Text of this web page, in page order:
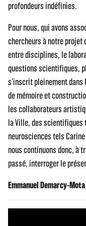
profondeurs indéfinies.
Pour nous, qui avons
chercheurs à notre projet
entre disciplines, le
questions scientifiques,
s’inscrit pleinement
de mémoire et
les collaborateurs
la Ville, des scientifiques
neurosciences tels
nous continuons donc, à
passé, interroger le
Emmanuel Demarcy-Mota